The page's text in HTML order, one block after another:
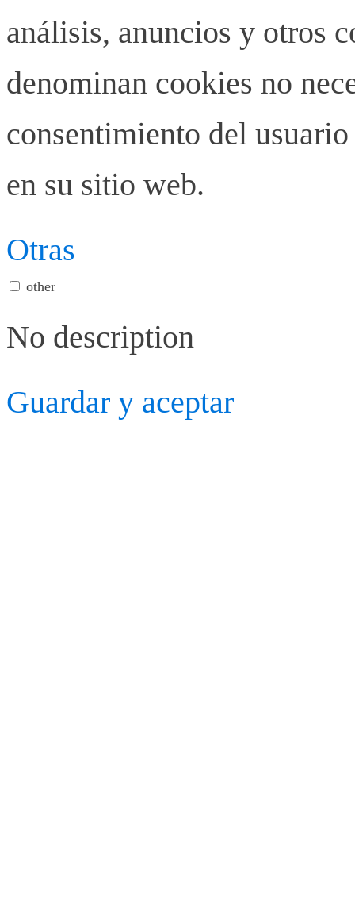
análisis, anuncios y otros
denominan cookies no
consentimiento del
en su sitio web.
Otras
other
No description
Guardar y aceptar